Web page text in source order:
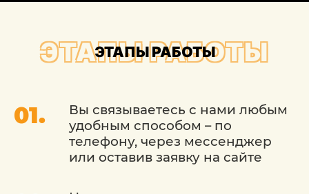
ЭТАПЫ РАБОТЫ
ЭТАПЫ РАБОТЫ
Вы связываетесь с нами любым
удобным способом – по
телефону, через мессенджер
или оставив заявку на сайте